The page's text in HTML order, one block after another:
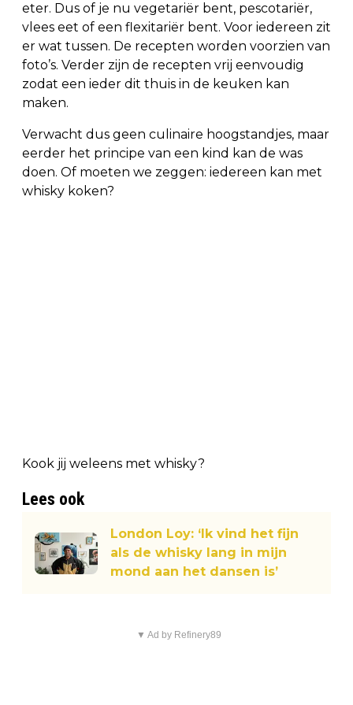
eter. Dus of je nu vegetariër bent, pescotariër,
vlees eet of een flexitariër bent. Voor iedereen zit
er wat tussen. De recepten worden voorzien van
foto’s. Verder zijn de recepten vrij eenvoudig
zodat een ieder dit thuis in de keuken kan
maken.
Verwacht dus geen culinaire hoogstandjes, maar
eerder het principe van een kind kan de was
doen. Of moeten we zeggen: iedereen kan met
whisky koken?
Kook jij weleens met whisky?
Lees ook
London Loy: ‘Ik vind het fijn
als de whisky lang in mijn
mond aan het dansen is’
▼ Ad by Refinery89